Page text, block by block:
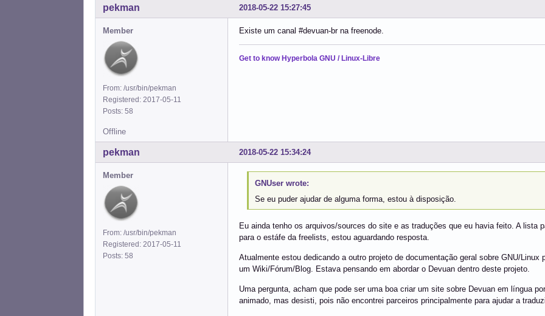
2018-05-22 15:27:45
pekman
Member
From: /usr/bin/pekman
Registered: 2017-05-11
Posts: 58
Existe um canal #devuan-br na freenode.
Get to know Hyperbola GNU / Linux-Libre
Offline
2018-05-22 15:34:24
pekman
Member
From: /usr/bin/pekman
Registered: 2017-05-11
Posts: 58
GNUser wrote:
Se eu puder ajudar de alguma forma, estou à disposição.
Eu ainda tenho os arquivos/sources do site e as traduções que eu havia feito. A lista
para o estáfe da freelists, estou aguardando resposta.
Atualmente estou dedicando a outro projeto de documentação geral sobre GNU/
um Wiki/Fórum/Blog. Estava pensando em abordar o Devuan dentro deste projeto.
Uma pergunta, acham que pode ser uma boa criar um site sobre Devuan em língua
animado, mas desisti, pois não encontrei parceiros principalmente para ajudar a